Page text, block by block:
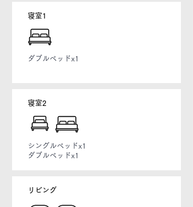
寝室1
ダブルベッドx1
寝室2
シングルベッドx1
ダブルベッドx1​
リビング